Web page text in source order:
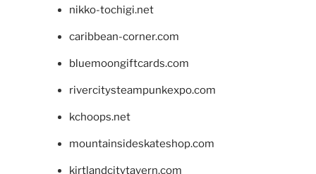
nikko-tochigi.net
caribbean-corner.com
bluemoongiftcards.com
rivercitysteampunkexpo.com
kchoops.net
mountainsideskateshop.com
kirtlandcitytavern.com